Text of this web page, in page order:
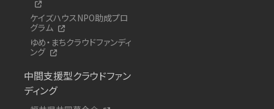
ケイズハウスNPO助成プロ
グラム
ゆめ・まちクラウドファンディ
ング
中間支援型クラウドファン
ディング